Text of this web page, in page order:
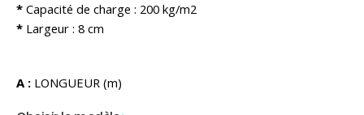
* Capacité de charge : 200 kg/m2
* Largeur : 8 cm
A : LONGUEUR (m)